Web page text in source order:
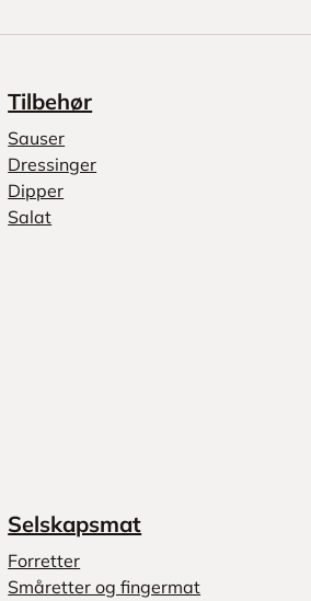
Tilbehør
Sauser
Dressinger
Dipper
Salat
Selskapsmat
Forretter
Småretter og fingermat